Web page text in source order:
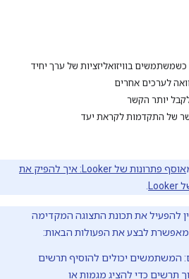
בוויזואליזציות של ערך יחיד
אחרים
יותר הקשר
התקדמות לקראת יעד
אוסף פתרונות של Looker: איך להפיק את
.
את תכונת התצוגה המקדימה
לבצע את הפעולות הבאות:
יכולים להוסיף תרשים
כדי להציג מגמות או